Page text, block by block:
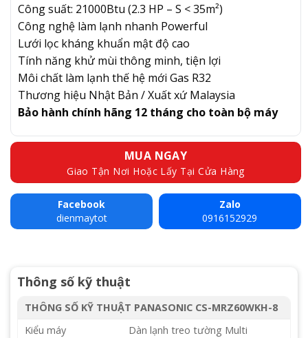
Công suất: 21000Btu (2.3 HP – S < 35m²)
Công nghệ làm lạnh nhanh Powerful
Lưới lọc kháng khuẩn mật độ cao
Tính năng khử mùi thông minh, tiện lợi
Môi chất làm lạnh thế hệ mới Gas R32
Thương hiệu Nhật Bản / Xuất xứ Malaysia
Bảo hành chính hãng 12 tháng cho toàn bộ máy
MUA NGAY
Giao Tận Nơi Hoặc Lấy Tại Cửa Hàng
Facebook
dienmaytot
Zalo
0916152929
Thông số kỹ thuật
THÔNG SỐ KỸ THUẬT PANASONIC CS-MRZ60WKH-8
Kiểu máy
Dàn lạnh treo tường Multi